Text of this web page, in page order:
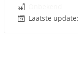
Laatste